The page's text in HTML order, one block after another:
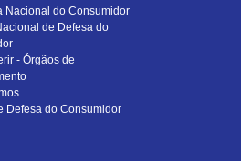
Nacional do Consumidor
de Defesa do
- Órgãos de
Defesa do Consumidor